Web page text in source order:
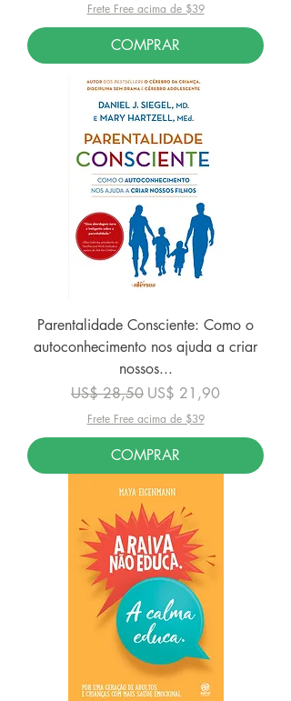
Frete Free acima de $39
COMPRAR
Parentalidade Consciente: Como o
autoconhecimento nos ajuda a criar
nossos...
Preço normal
US$ 28,50 Preço promocional
US$ 21,90
Frete Free acima de $39
COMPRAR